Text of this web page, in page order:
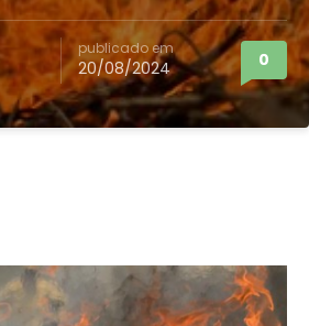
publicado em
20/08/2024 0